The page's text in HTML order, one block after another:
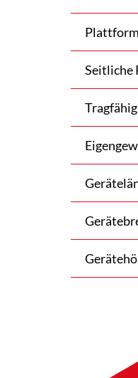
Seitliche